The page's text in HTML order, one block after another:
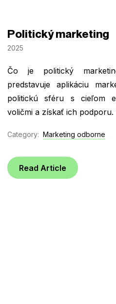
Politický marketing
2025
Čo je politický
predstavuje aplikáciu
politickú sféru s cieľom
voličmi a získať ich
Category: Marketing odborne
Read Article